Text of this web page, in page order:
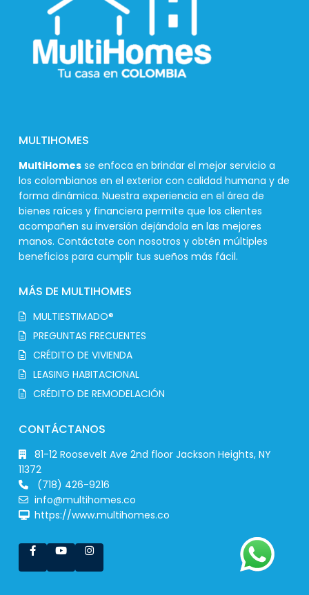
MULTIHOMES
MultiHomes se enfoca en brindar el mejor servicio a
los colombianos en el exterior con calidad humana y de
forma dinámica. Nuestra experiencia en el área de
bienes raíces y financiera permite que los clientes
acompañen su inversión dejándola en las mejores
manos. Contáctate con nosotros y obtén múltiples
beneficios para cumplir tus sueños más fácil.
MÁS DE MULTIHOMES
MULTIESTIMADO®
PREGUNTAS FRECUENTES
CRÉDITO DE VIVIENDA
LEASING HABITACIONAL
CRÉDITO DE REMODELACIÓN
CONTÁCTANOS
81-12 Roosevelt Ave 2nd floor Jackson Heights, NY
11372
(718) 426-9216
info@multihomes.co
https://www.multihomes.co